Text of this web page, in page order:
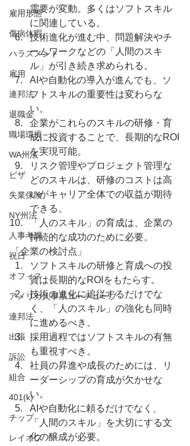
雇用形態
傷病休暇
ハラスメント
雇用
連邦法
退職金
職場環境
WA州法
ビザ
失業保険
NY州法
人事考課
祝日
オフィス
アメリカ人事系ユーチューブ
連邦法
出張
訴訟
組合
401(k)
チップ
レイオフ
需要が変動。多くはソフトスキル
に関連している。
技術進化が進む中、問題解決やチ
ームワークなどの「人間のスキ
ル」が引き続き求められる。
AIや自動化の導入が進んでも、ソ
フトスキルの重要性は変わらな
い。
企業がこれらのスキルの研修・育
成に投資することで、長期的なROI
を実現可能。
リスク管理やプロジェクト管理な
どのスキルは、研修のコストは高
いがキャリア全体での収益が期待
できる。
「人のスキル」の育成は、企業の
持続的な成功のために必要。
「企業の検討点」
ソフトスキルの研修と育成への投
資は長期的なROIをもたらす。
技術の進化に追従するだけでな
く、「人のスキル」の強化も同時
に進めるべき。
採用過程ではソフトスキルの有無
も重視すべき。
社員の昇進や成長のためには、リ
ーダーシップの育成が欠かせな
い。
AIや自動化に頼るだけでなく、
「人間のスキル」を大切にする文
化の醸成が必要。